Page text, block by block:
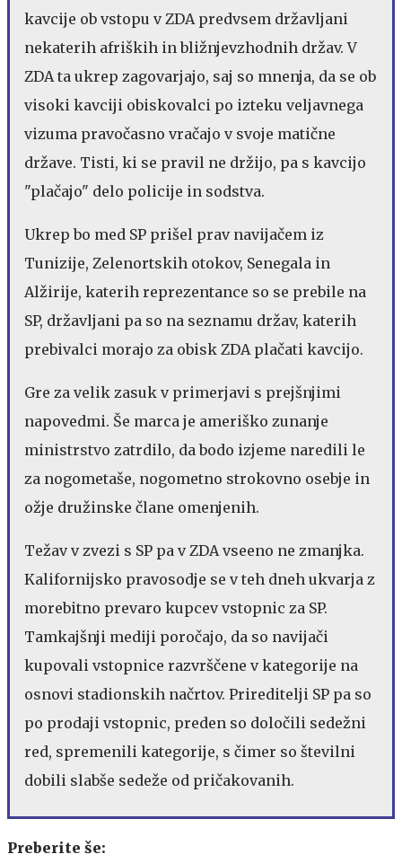
kavcije ob vstopu v ZDA predvsem državljani
nekaterih afriških in bližnjevzhodnih držav. V
ZDA ta ukrep zagovarjajo, saj so mnenja, da se ob
visoki kavciji obiskovalci po izteku veljavnega
vizuma pravočasno vračajo v svoje matične
države. Tisti, ki se pravil ne držijo, pa s kavcijo
"plačajo" delo policije in sodstva.
Ukrep bo med SP prišel prav navijačem iz
Tunizije, Zelenortskih otokov, Senegala in
Alžirije, katerih reprezentance so se prebile na
SP, državljani pa so na seznamu držav, katerih
prebivalci morajo za obisk ZDA plačati kavcijo.
Gre za velik zasuk v primerjavi s prejšnjimi
napovedmi. Še marca je ameriško zunanje
ministrstvo zatrdilo, da bodo izjeme naredili le
za nogometaše, nogometno strokovno osebje in
ožje družinske člane omenjenih.
Težav v zvezi s SP pa v ZDA vseeno ne zmanjka.
Kalifornijsko pravosodje se v teh dneh ukvarja z
morebitno prevaro kupcev vstopnic za SP.
Tamkajšnji mediji poročajo, da so navijači
kupovali vstopnice razvrščene v kategorije na
osnovi stadionskih načrtov. Prireditelji SP pa so
po prodaji vstopnic, preden so določili sedežni
red, spremenili kategorije, s čimer so številni
dobili slabše sedeže od pričakovanih.
Preberite še: